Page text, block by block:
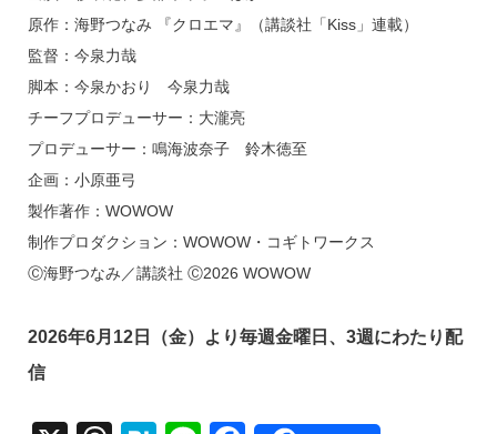
原作：海野つなみ 『クロエマ』（講談社「Kiss」連載）
監督：今泉力哉
脚本：今泉かおり 今泉力哉
チーフプロデューサー：大瀧亮
プロデューサー：鳴海波奈子 鈴木徳至
企画：小原亜弓
製作著作：WOWOW
制作プロダクション：WOWOW・コギトワークス
Ⓒ海野つなみ／講談社 Ⓒ2026 WOWOW
2026年6月12日（金）より毎週金曜日、3週にわたり配
信